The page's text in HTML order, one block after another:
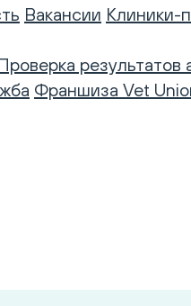
Вакансии Клиники-
результатов
Франшиза Vet